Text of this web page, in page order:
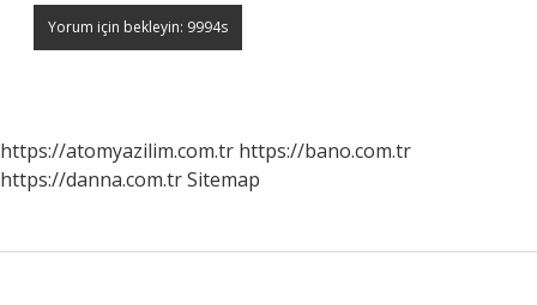
https://atomyazilim.com.tr https://bano.com.tr
https://danna.com.trSitemap